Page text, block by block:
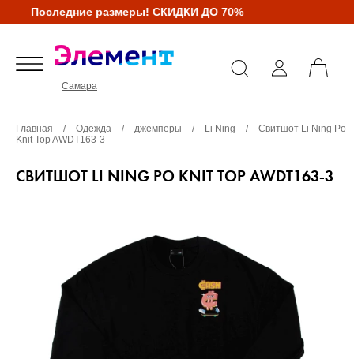
Последние размеры! СКИДКИ ДО 70%
Самара
Главная / Одежда / джемперы / Li Ning /
Свитшот Li Ning Po
Knit Top AWDT163-3
СВИТШОТ LI NING PO KNIT TOP AWDT163-3